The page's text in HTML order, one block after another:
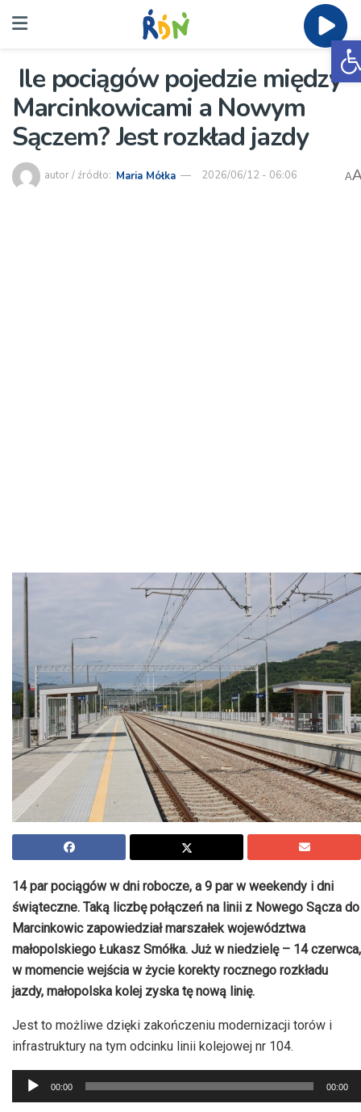
Ile pociągów pojedzie między
Marcinkowicami a Nowym
Sączem? Jest rozkład jazdy
autor / źródło: Maria Mółka 2026/06/12 - 06:06 A
14 par pociągów w dni robocze, a 9 par w weekendy i dni
świąteczne. Taką liczbę połączeń na linii z Nowego Sącza do
Marcinkowic zapowiedział marszałek województwa
małopolskiego Łukasz Smółka. Już w niedzielę – 14 czerwca,
w momencie wejścia w życie korekty rocznego rozkładu
jazdy, małopolska kolej zyska tę nową linię.
Jest to możliwe dzięki zakończeniu modernizacji torów i
infrastruktury na tym odcinku linii kolejowej nr 104.
Odtwarzacz
plików
00:00 00:00